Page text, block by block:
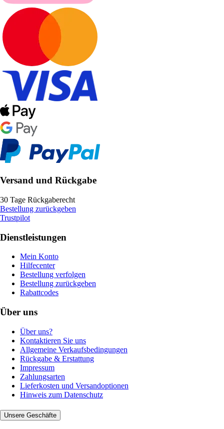
Versand und Rückgabe
30 Tage Rückgaberecht
Bestellung zurückgeben
Trustpilot
Dienstleistungen
Mein Konto
Hilfecenter
Bestellung verfolgen
Bestellung zurückgeben
Rabattcodes
Über uns
Über uns?
Kontaktieren Sie uns
Allgemeine Verkaufsbedingungen
Rückgabe & Erstattung
Impressum
Zahlungsarten
Lieferkosten und Versandoptionen
Hinweis zum Datenschutz
Unsere Geschäfte